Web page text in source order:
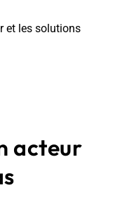
et les solutions
acteur